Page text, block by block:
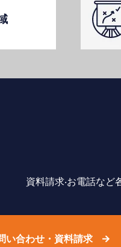
資料請求‧お電話な
い合わせ・資料請求